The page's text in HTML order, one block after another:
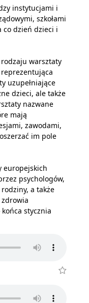
instytucjami i
szkołami
co dzień dzieci i
warsztaty
uzupełniające
dzieci, ale także
nazwane
mają
zawodami,
im pole
europejskich
psychologów,
a także
stycznia